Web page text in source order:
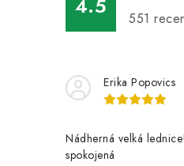
4.5 551
Erika Popovics
Nádherná velká
spokojená